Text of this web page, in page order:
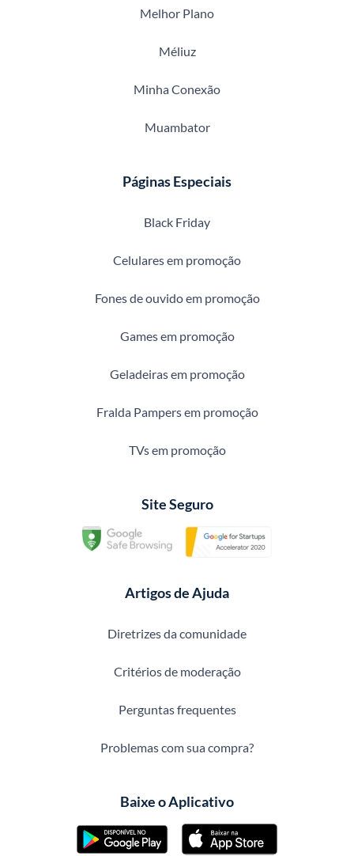
Melhor Plano
Méliuz
Minha Conexão
Muambator
Páginas Especiais
Black Friday
Celulares em promoção
Fones de ouvido em promoção
Games em promoção
Geladeiras em promoção
Fralda Pampers em promoção
TVs em promoção
Site Seguro
Artigos de Ajuda
Diretrizes da comunidade
Critérios de moderação
Perguntas frequentes
Problemas com sua compra?
Baixe o Aplicativo